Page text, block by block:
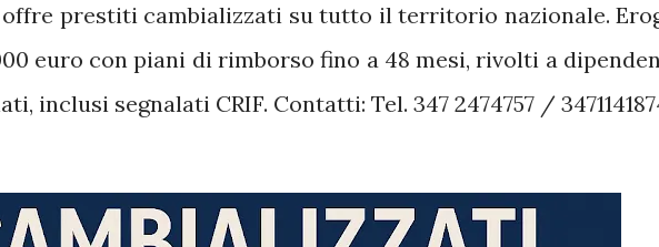
offre prestiti cambializzati su tutto il territorio nazionale.
euro con piani di rimborso fino a 48 mesi, rivolti a
inclusi segnalati CRIF. Contatti: Tel. 347 2474757 /